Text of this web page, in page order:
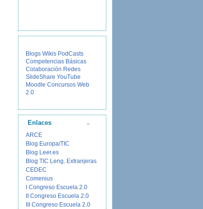
Blogs Wikis PodCasts
Competencias Básicas
Colaboración Redes
SlideShare YouTube
Moodle Concursos Web
2.0
Enlaces
ARCE
Blog Europa/TIC
Blog Leer.es
Blog TIC Leng. Extranjeras
CEDEC
Comenius
I Congreso Escuela 2.0
II Congreso Escuela 2.0
III Congreso Escuela 2.0